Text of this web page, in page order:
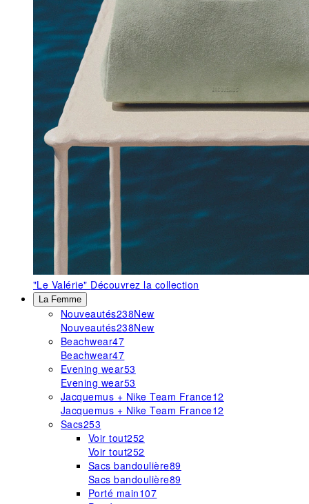
"Le Valérie" Découvrez la collection
La Femme
Nouveautés238New
Nouveautés238New
Beachwear47
Beachwear47
Evening wear53
Evening wear53
Jacquemus + Nike Team France12
Jacquemus + Nike Team France12
Sacs253
Voir tout252
Voir tout252
Sacs bandoulière89
Sacs bandoulière89
Porté main107